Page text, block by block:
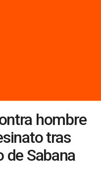
hombre
tras
de Sabana